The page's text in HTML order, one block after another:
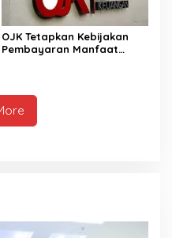
OJK Tetapkan Kebijakan
Pembayaran Manfaat